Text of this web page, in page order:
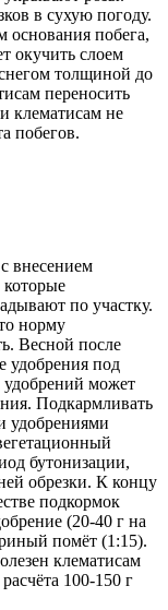
в сухую погоду.
основания побега,
окучить слоем
толщиной до
переносить
клематисам не
побегов.
внесением
по участку.
норму
Весной после
удобрения под
удобрений может
Подкармливать
удобрениями
бутонизации,
обрезки. К концу
подкормок
(20-40 г на
помёт (1:15).
клематисам
100-150 г